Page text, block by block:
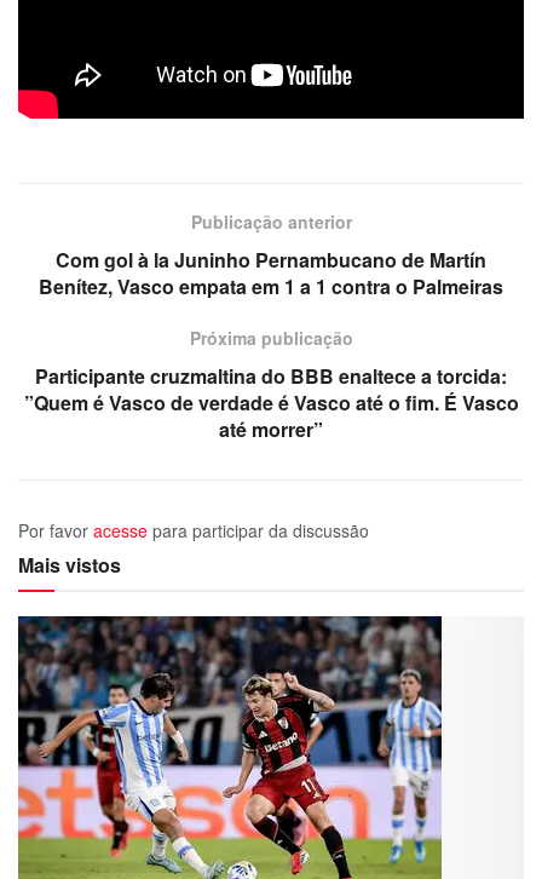
Publicação anterior
Com gol à la Juninho Pernambucano de Martín
Benítez, Vasco empata em 1 a 1 contra o Palmeiras
Próxima publicação
Participante cruzmaltina do BBB enaltece a torcida:
”Quem é Vasco de verdade é Vasco até o fim. É Vasco
até morrer”
Por favor acesse para participar da discussão
Mais vistos